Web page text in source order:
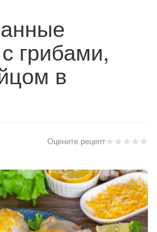
грибами,
в
★★★★★
Оцените рецепт